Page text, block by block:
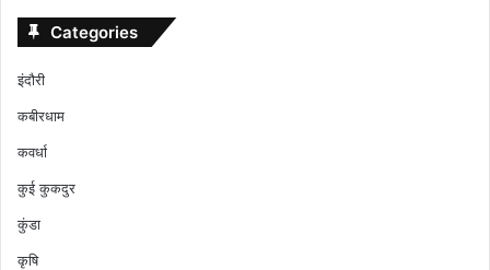
Categories
इंदौरी
कबीरधाम
कवर्धा
कुई कुकदुर
कुंडा
कृषि